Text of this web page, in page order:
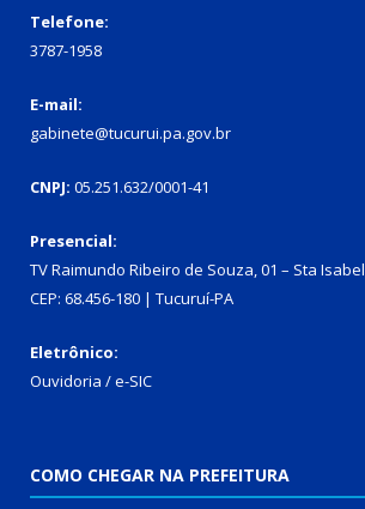
Telefone:
3787-1958
E-mail:
gabinete@tucurui.pa.gov.br
CNPJ: 05.251.632/0001-41
Presencial:
TV Raimundo Ribeiro de Souza, 01 – Sta Isabel
CEP: 68.456-180 | Tucuruí-PA
Eletrônico:
Ouvidoria /e-SIC
COMO CHEGAR NA PREFEITURA